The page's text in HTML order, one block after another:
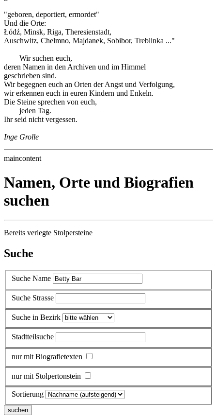
"geboren, deportiert, ermordet"
Und die Orte:
Łódź, Minsk, Riga, Theresienstadt,
Auschwitz, Chelmno, Majdanek, Sobibor, Treblinka ..."
Wir suchen euch,
deren Namen in den Archiven und im Himmel
geschrieben sind.
Wir begegnen euch an Orten der Angst und Verfolgung,
wir erkennen euch in euren Kindern und Enkeln.
Die Steine sprechen von euch,
jeden Tag.
Ihr seid nicht vergessen.
Inge Grolle
maincontent
Namen, Orte und Biografien
suchen
Bereits verlegte Stolpersteine
Suche
Suche Name
Suche Strasse
Suche in Bezirk
Stadtteilsuche
nur mit Biografietexten
nur mit Stolpertonstein
Sortierung